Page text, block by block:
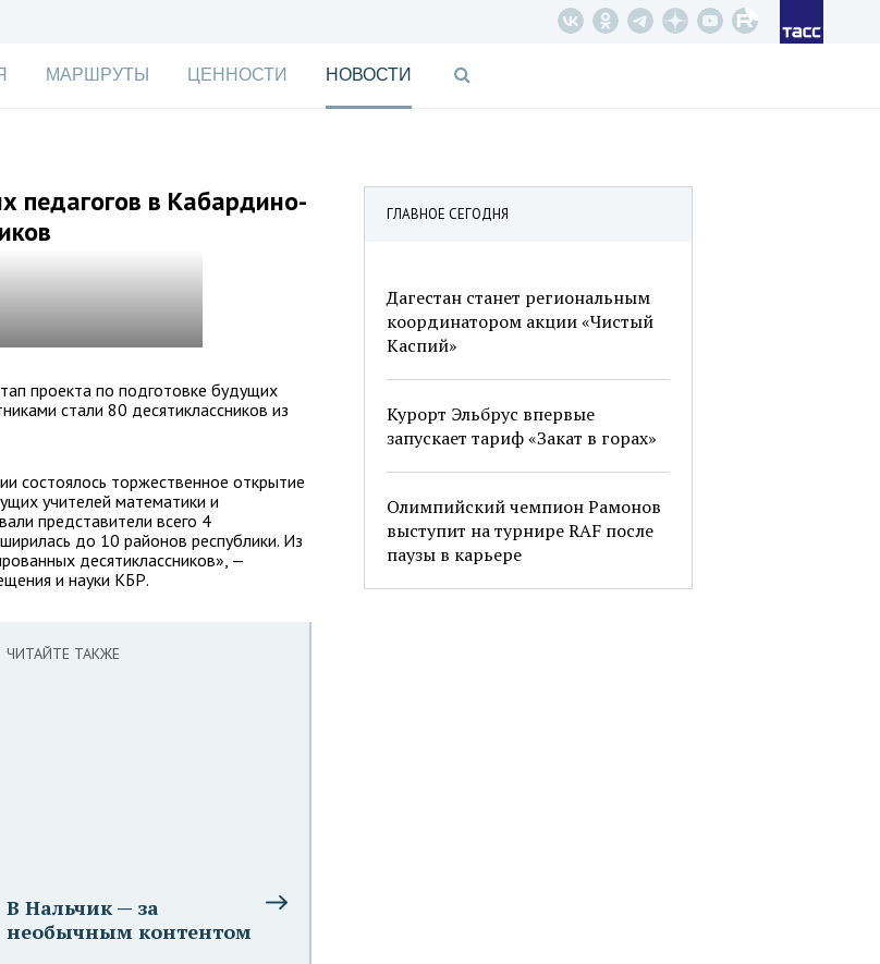
МАРШРУТЫ ЦЕННОСТИ НОВОСТИ
ГЛАВНОЕ СЕГОДНЯ
Дагестан станет региональным
координатором акции «Чистый
Каспий»
Курорт Эльбрус впервые
запускает тариф «Закат в горах»
Олимпийский чемпион Рамонов
выступит на турнире RAF после
паузы в карьере
педагогов в Кабардино-
проекта по подготовке будущих
стали 80 десятиклассников из
состоялось торжественное открытие
учителей математики и
представители всего 4
до 10 районов республики. Из
десятиклассников», —
и науки КБР.
ЧИТАЙТЕ ТАКЖЕ
В Нальчик — за
необычным контентом